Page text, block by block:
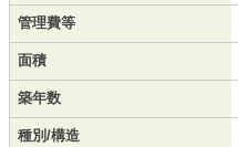
管理費等
面積
築年数
種別/構造